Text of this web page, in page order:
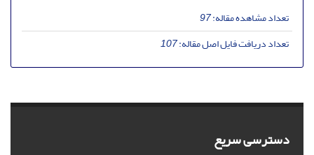
تعداد مشاهده مقاله:97
تعداد دریافت فایل اصل مقاله:107
دسترسی سریع